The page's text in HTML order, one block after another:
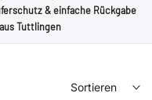
& einfache Rückgabe
Tuttlingen
Sortieren